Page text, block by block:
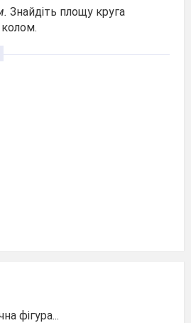
Знайдіть площу круга
фігура...